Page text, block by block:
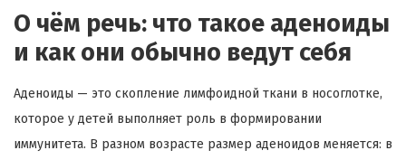
О чём речь: что такое аденоиды
и как они обычно ведут себя
Аденоиды — это скопление лимфоидной ткани в носоглотке,
которое у детей выполняет роль в формировании
иммунитета. В разном возрасте размер аденоидов меняется: в